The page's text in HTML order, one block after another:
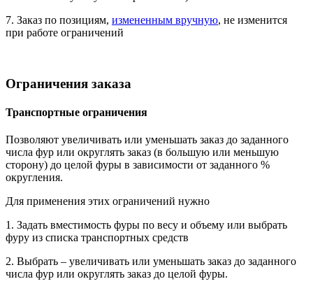
7. Заказ по позициям, измененным вручную, не изменится
при работе ограничений
Ограничения заказа
Транспортные ограничения
Позволяют увеличивать или уменьшать заказ до заданного
числа фур или округлять заказ (в большую или меньшую
сторону) до целой фуры в зависимости от заданного %
округления.
Для применения этих ограничений нужно
1. Задать вместимость фуры по весу и объему или выбрать
фуру из списка транспортных средств
2. Выбрать – увеличивать или уменьшать заказ до заданного
числа фур или округлять заказ до целой фуры.